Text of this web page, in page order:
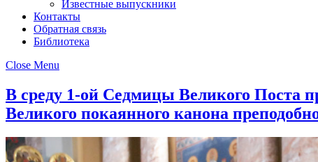
Известные выпускники
Контакты
Обратная связь
Библиотека
Close Menu
В среду 1-ой Седмицы Великого Поста
Великого покаянного канона